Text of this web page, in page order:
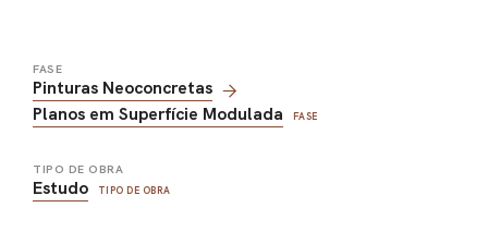
FASE
Pinturas Neoconcretas
Planos em Superfície Modulada
FASE
TIPO DE OBRA
Estudo TIPO DE OBRA